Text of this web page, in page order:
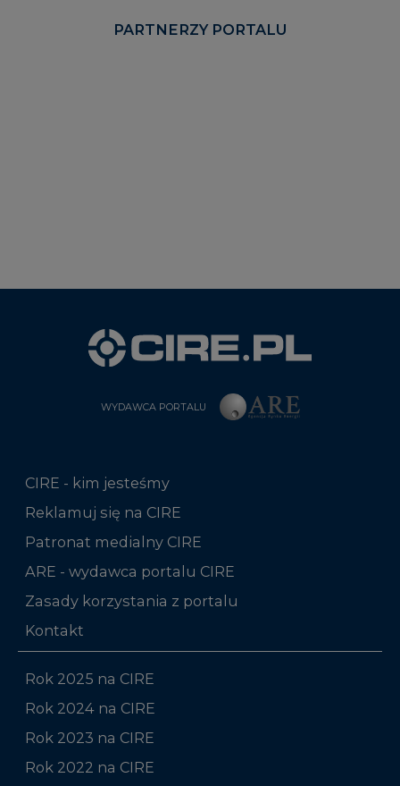
PARTNERZY PORTALU
WYDAWCA PORTALU
CIRE - kim jesteśmy
Reklamuj się na CIRE
Patronat medialny CIRE
ARE - wydawca portalu CIRE
Zasady korzystania z portalu
Kontakt
Rok 2025 na CIRE
Rok 2024 na CIRE
Rok 2023 na CIRE
Rok 2022 na CIRE